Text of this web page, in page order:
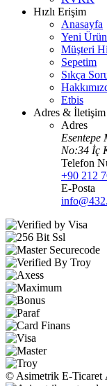
Hızlı Erişim
Anasayfa
Yeni
Müşteri
Sepetim
Sıkça
Etbis
Adres & İletişim
Adres
Esentepe
No:34 İç
Telefon
+90 212
E-Posta
© Asimetrik E‑Ticaret